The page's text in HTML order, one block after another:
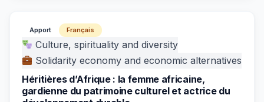
Apport Français
Culture, spirituality and diversity
Solidarity economy and economic alternatives
Héritières d’Afrique : la femme africaine,
gardienne du patrimoine culturel et actrice du